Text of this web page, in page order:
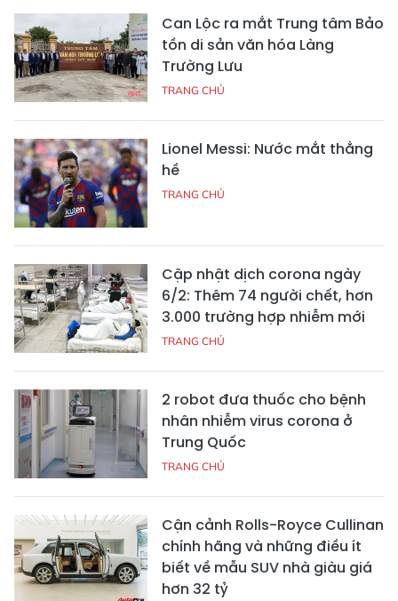
Can Lộc ra mắt Trung tâm Bảo
tồn di sản văn hóa Làng
Trường Lưu
TRANG CHỦ
Lionel Messi: Nước mắt thằng
hề
TRANG CHỦ
Cập nhật dịch corona ngày
6/2: Thêm 74 người chết, hơn
3.000 trường hợp nhiễm mới
TRANG CHỦ
2 robot đưa thuốc cho bệnh
nhân nhiễm virus corona ở
Trung Quốc
TRANG CHỦ
Cận cảnh Rolls-Royce Cullinan
chính hãng và những điều ít
biết về mẫu SUV nhà giàu giá
hơn 32 tỷ